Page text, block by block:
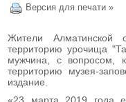
Версия для печати »
Жители Алматинской
территорию урочища
мужчина, с вопросом,
территорию музея-
издание.